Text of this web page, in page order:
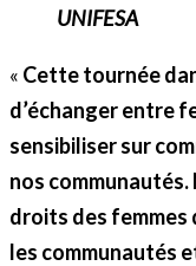
UNIFESA
« Cette tournée
d’échanger entre
sensibiliser sur
nos communautés.
droits des
les communautés